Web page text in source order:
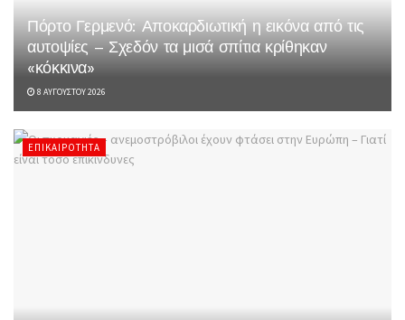
Πόρτο Γερμενό: Αποκαρδιωτική η εικόνα από τις
αυτοψίες – Σχεδόν τα μισά σπίτια κρίθηκαν
«κόκκινα»
8 ΑΥΓΟΎΣΤΟΥ 2026
ΕΠΙΚΑΙΡΌΤΗΤΑ